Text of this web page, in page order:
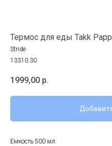
Термос для еды Takk
Stride
13310.30
1999,00 р.
Емкость 500 мл.